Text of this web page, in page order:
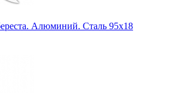
Алюминий. Сталь 95х18